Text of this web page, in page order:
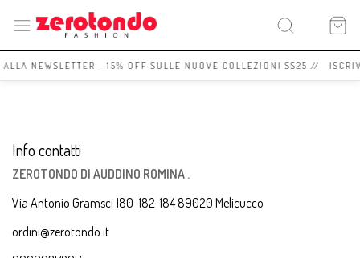
NEWSLETTER - 15% OFF SULLE NUOVE COLLEZIONI SS25 //
Info contatti
ZEROTONDO DI AUDDINO ROMINA .
Via Antonio Gramsci 180-182-184 89020 Melicucco
ordini@zerotondo.it